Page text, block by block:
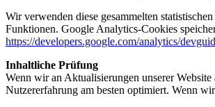
Wir verwenden diese gesammelten
Funktionen. Google Analytics-Cookies
https://developers.google.com/analytics/
Inhaltliche Prüfung
Wenn wir an Aktualisierungen unserer
Nutzererfahrung am besten optimiert. Wenn